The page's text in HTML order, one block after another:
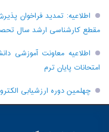
اطلاعیه: تمدید فراخوان
مقطع کارشناسی ارشد سال تحصیلی
اطلاعیه معاونت آموزشی
امتحانات پایان ترم
چهلمین دوره ارزشیابی